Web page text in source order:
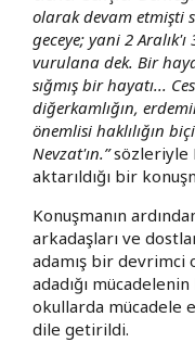
olarak devam etmişti
geceye; yani 2
vurulana dek. Bir
sığmış bir hayatı...
diğerkamlığın,
önemlisi haklılığın
Nevzat'ın.”sözleriyle
aktarıldığı bir
Konuşmanın
arkadaşları ve
adamış bir devrimci
adadığı
okullarda mücadele
dile getirildi.